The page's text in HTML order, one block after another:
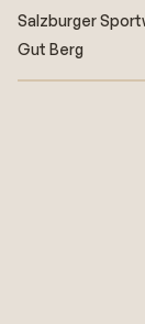
Salzburger
Gut Berg